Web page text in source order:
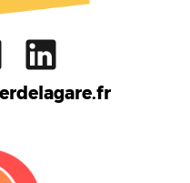
Formation
Cuisine partagée
Boutique
Massy